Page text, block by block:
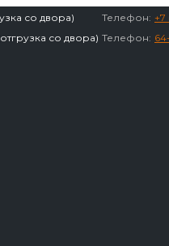
со двора) Телефон: +7
со двора) Телефон: